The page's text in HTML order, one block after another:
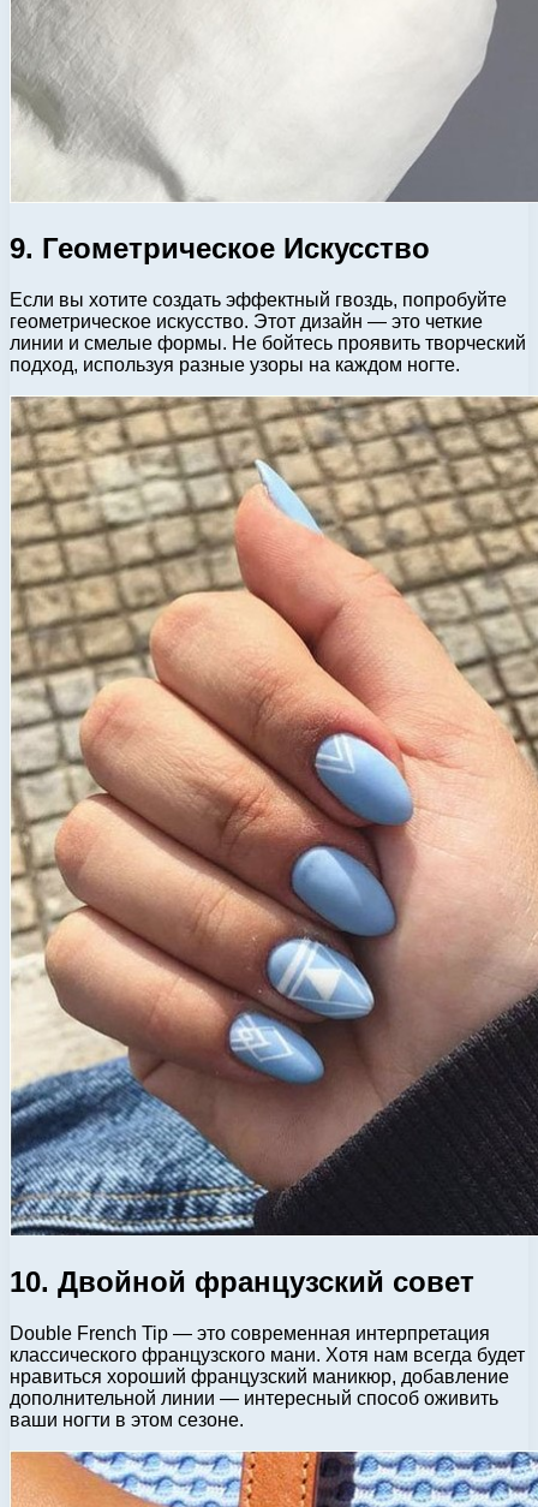
9. Геометрическое Искусство
Если вы хотите создать эффектный гвоздь, попробуйте
геометрическое искусство. Этот дизайн — это четкие
линии и смелые формы. Не бойтесь проявить творческий
подход, используя разные узоры на каждом ногте.
10. Двойной французский совет
Double French Tip — это современная интерпретация
классического французского мани. Хотя нам всегда будет
нравиться хороший французский маникюр, добавление
дополнительной линии — интересный способ оживить
ваши ногти в этом сезоне.